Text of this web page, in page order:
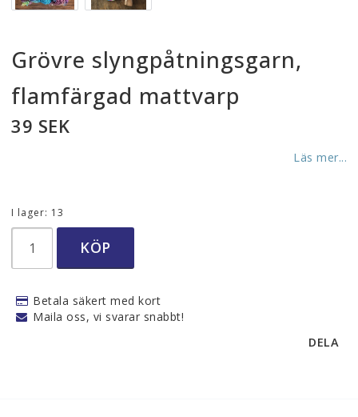
Papper
Övrigt hantverk
Utställningar
Aktiviteter
Grövre slyngpåtningsgarn,
flamfärgad mattvarp
39 SEK
Läs mer...
I lager: 13
KÖP
Betala säkert med kort
Maila oss, vi svarar snabbt!
DELA